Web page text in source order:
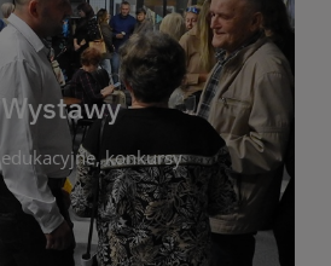
Wystawy
konkursy
jak i zbiory tematyczne.
informacje o aktualnych
oraz archiwum wystaw z
Prezentowane prace obejmują
rękodzieło i inne formy
wystawa to wyjątkowa okazja
i sztuką w przestrzeni
zapraszamy wszystkich